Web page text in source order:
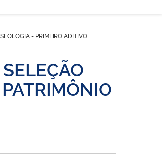
- PRIMEIRO ADITIVO